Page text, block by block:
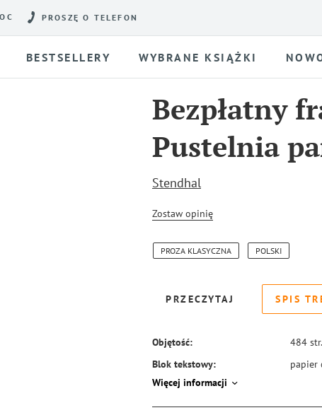
PROSZĘ O TELEFON
BESTSELLERY WYBRANE KSIĄŻKI
Bezpłatny
Pustelnia
Stendhal
Zostaw opinię
PROZA KLASYCZNA POLSKI
PRZECZYTAJ SPIS
Objętość: 484 str.
Blok tekstowy:
papier
Format:
Okładka:
miękka
Więcej informacji